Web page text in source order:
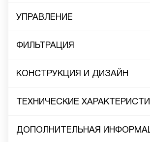
УПРАВЛЕНИЕ
ФИЛЬТРАЦИЯ
КОНСТРУКЦИЯ И ДИЗАЙН
ТЕХНИЧЕСКИЕ
ДОПОЛНИТЕЛЬНАЯ